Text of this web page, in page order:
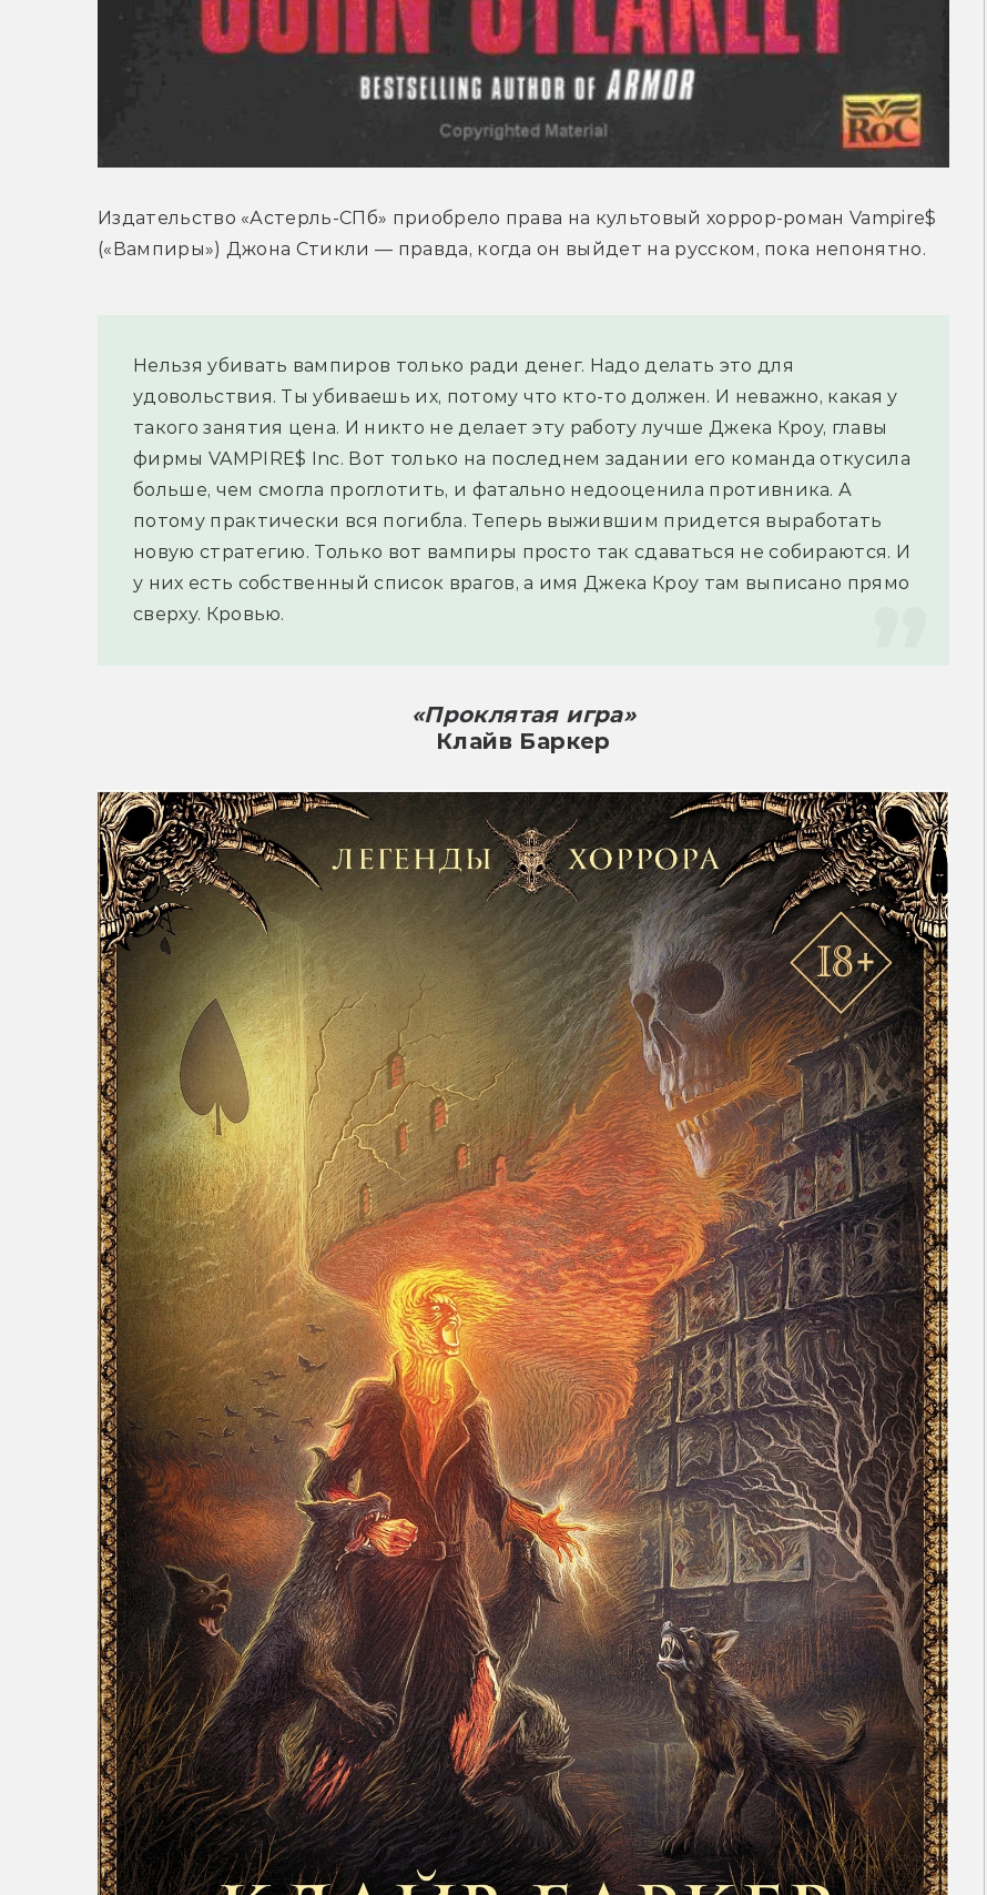
Издательство «Астерль-СПб» приобрело права на культовый хоррор-роман Vampire$
(«Вампиры») Джона Стикли — правда, когда он выйдет на русском, пока непонятно.
Нельзя убивать вампиров только ради денег. Надо делать это для
удовольствия. Ты убиваешь их, потому что кто-то должен. И неважно, какая у
такого занятия цена. И никто не делает эту работу лучше Джека Кроу, главы
фирмы VAMPIRE$ Inc. Вот только на последнем задании его команда откусила
больше, чем смогла проглотить, и фатально недооценила противника. А
потому практически вся погибла. Теперь выжившим придется выработать
новую стратегию. Только вот вампиры просто так сдаваться не собираются. И
у них есть собственный список врагов, а имя Джека Кроу там выписано прямо
сверху. Кровью.
«Проклятая игра»
Клайв Баркер